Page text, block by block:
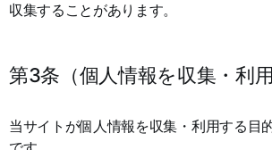
収集することがあります。
第3条（個人情報を収集・利
当サイトが個人情報を収集・利用する目